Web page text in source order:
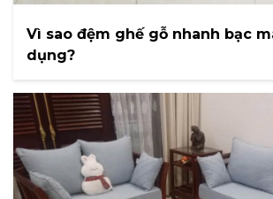
Vì sao đệm ghế gỗ nhanh bạc
dụng?